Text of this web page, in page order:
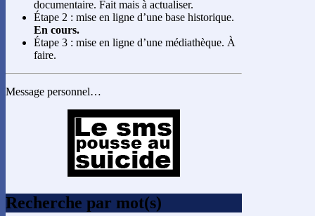
documentaire. Fait mais à actualiser.
Étape 2 : mise en ligne d’une base historique.
En cours.
Étape 3 : mise en ligne d’une médiathèque. À
faire.
Message personnel…
Recherche par mot(s)